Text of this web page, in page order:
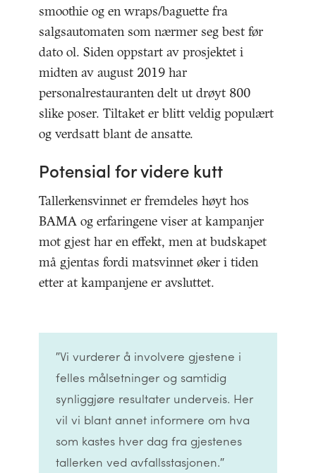
smoothie og en wraps/baguette fra
salgsautomaten som nærmer seg best før
dato ol. Siden oppstart av prosjektet i
midten av august 2019 har
personalrestauranten delt ut drøyt 800
slike poser. Tiltaket er blitt veldig populært
og verdsatt blant de ansatte.
Potensial for videre kutt
Tallerkensvinnet er fremdeles høyt hos
BAMA og erfaringene viser at kampanjer
mot gjest har en effekt, men at budskapet
må gjentas fordi matsvinnet øker i tiden
etter at kampanjene er avsluttet.
″Vi vurderer å involvere gjestene i
felles målsetninger og samtidig
synliggjøre resultater underveis. Her
vil vi blant annet informere om hva
som kastes hver dag fra gjestenes
tallerken ved avfallsstasjonen.″